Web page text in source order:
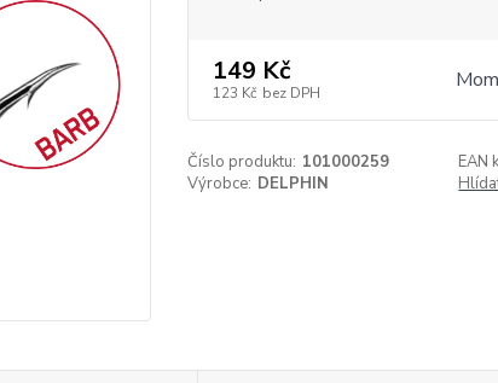
149 Kč
123 Kč bez DPH
Číslo produktu: 101000259 EAN
Výrobce: DELPHIN